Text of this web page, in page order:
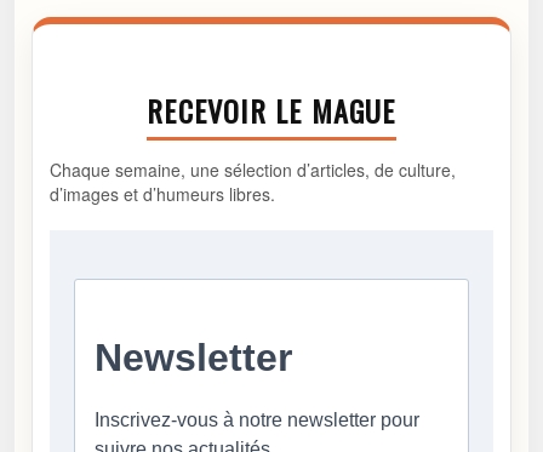
RECEVOIR LE MAGUE
Chaque semaine, une sélection d’articles, de culture,
d’images et d’humeurs libres.